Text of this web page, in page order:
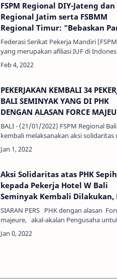
FSPM Regional DIY-Jateng dan
Regional Jatim serta FSBMM
Regional Timur: "Bebaskan
Pemimpin Serikat NagaWorld LRSU
Kamboja yang Ditangkap!"
Federasi Serikat Pekerja Mandiri
yang merupakan afiliasi IUF di
mendukung perjuangan kawan-kawan
Serikat NagaWorld LRSU Kamboja dan
PEKERJAKAN KEMBALI 34
BALI SEMINYAK YANG DI PHK
DENGAN ALASAN FORCE
BALI - (21/01/2022) FSPM Regional Bali
kembali melaksanakan aksi solidaritas
34 pekerja di Hotel W Bali Seminyak,
juga merupakan anggota SPM W Bali
Aksi Solidaritas atas PHK
kepada Pekerja Hotel W Bali
Seminyak Kembali Dilakukan,
ini digelar didepan Gedung
Denpasar
SIARAN PERS PHK dengan alasan Force
majeure, akal-akalan Pengusaha untuk
menolak Bertanggung Jawab dalam
Pandemi Covid-19. Pekerjakan Kembali 34